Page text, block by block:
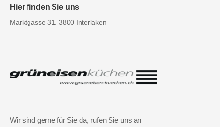
Hier finden Sie uns
Marktgasse 31, 3800 Interlaken
Wir sind gerne für Sie da, rufen Sie uns an